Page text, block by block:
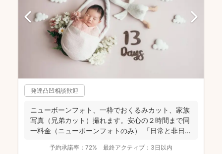
発達凸凹相談歓迎
ニューボーンフォト、一枠でおくるみカット、家族
写真（兄弟カット）撮れます。安心の２時間まで同
一料金（ニューボーンフォトのみ） 「日常と非日
予約承諾率： 72% 最終アクティブ： 3日以内